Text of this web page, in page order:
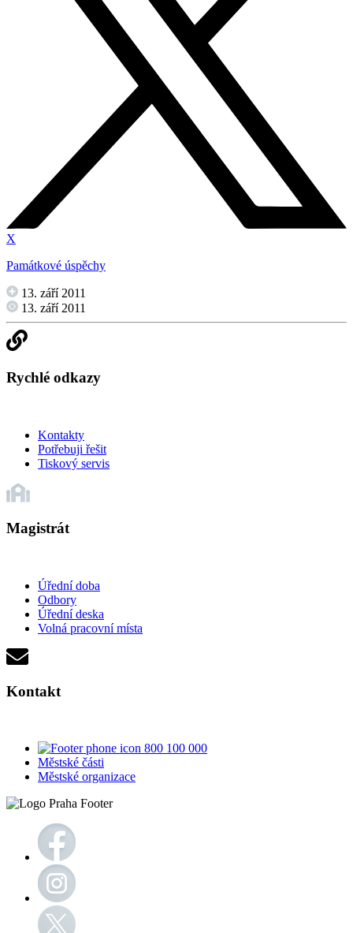
X
Památkové úspěchy
13. září 2011
13. září 2011
Rychlé odkazy
Kontakty
Potřebuji řešit
Tiskový servis
Magistrát
Úřední doba
Odbory
Úřední deska
Volná pracovní místa
Kontakt
800 100 000
Městské části
Městské organizace